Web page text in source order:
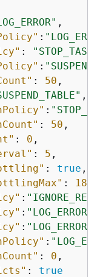
,
:
: "STOP_TASK"
:
: 50 ,
,
:
: 50 ,
: 0 ,
: 5 ,
: true ,
: 1800
:
: "LOG_ERROR"
: "LOG_ERROR"
:
: 0 ,
: true